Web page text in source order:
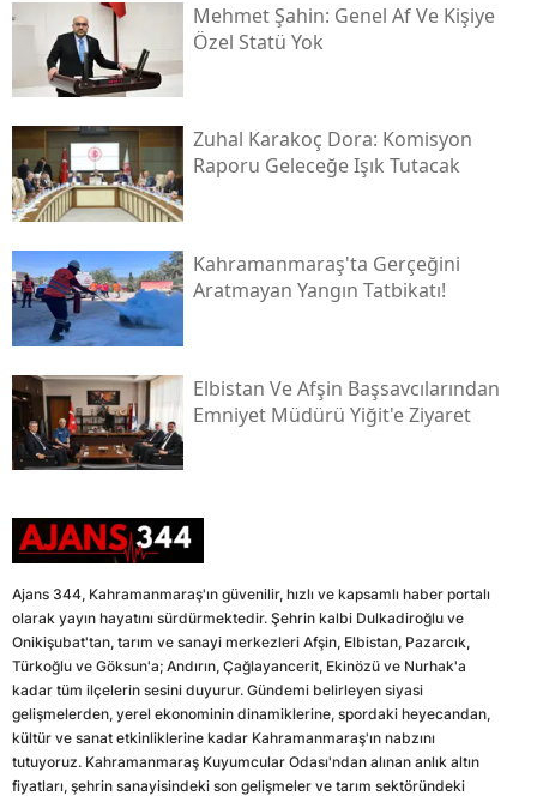
Mehmet Şahin: Genel Af Ve Kişiye
Özel Statü Yok
Zuhal Karakoç Dora: Komisyon
Raporu Geleceğe Işık Tutacak
Kahramanmaraş'ta Gerçeğini
Aratmayan Yangın Tatbikatı!
Elbistan Ve Afşin Başsavcılarından
Emniyet Müdürü Yiğit'e Ziyaret
Ajans 344, Kahramanmaraş'ın güvenilir, hızlı ve kapsamlı haber portalı
olarak yayın hayatını sürdürmektedir. Şehrin kalbi Dulkadiroğlu ve
Onikişubat'tan, tarım ve sanayi merkezleri Afşin, Elbistan, Pazarcık,
Türkoğlu ve Göksun'a; Andırın, Çağlayancerit, Ekinözü ve Nurhak'a
kadar tüm ilçelerin sesini duyurur. Gündemi belirleyen siyasi
gelişmelerden, yerel ekonominin dinamiklerine, spordaki heyecandan,
kültür ve sanat etkinliklerine kadar Kahramanmaraş'ın nabzını
tutuyoruz. Kahramanmaraş Kuyumcular Odası'ndan alınan anlık altın
fiyatları, şehrin sanayisindeki son gelişmeler ve tarım sektöründeki